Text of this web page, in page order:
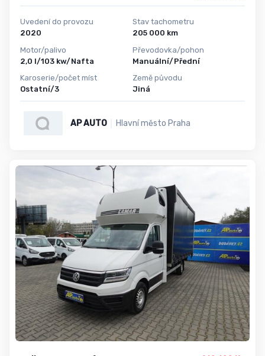
Uvedení do provozu
2020
Motor/palivo
2,0 l/103 kw/Nafta
Karoserie/počet míst
Ostatní/3
Stav tachometru
205 000 km
Převodovka/pohon
Manuální/Přední
Země původu
Jiná
AP AUTO Hlavní město Praha